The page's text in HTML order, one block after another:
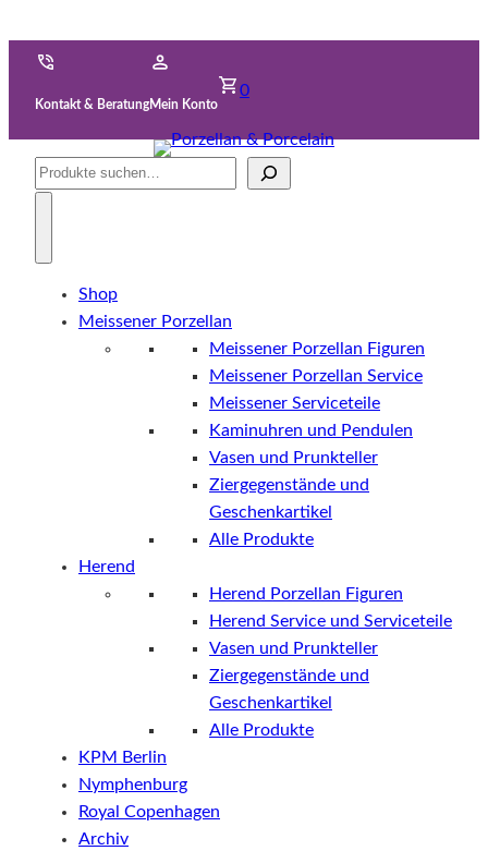
Kontakt & BeratungMein Konto
0
Suche
Shop
Meissener Porzellan
Meissener Porzellan Figuren
Meissener Porzellan Service
Meissener Serviceteile
Kaminuhren und Pendulen
Vasen und Prunkteller
Ziergegenstände und
Geschenkartikel
Alle Produkte
Herend
Herend Porzellan Figuren
Herend Service und Serviceteile
Vasen und Prunkteller
Ziergegenstände und
Geschenkartikel
Alle Produkte
KPM Berlin
Nymphenburg
Royal Copenhagen
Archiv